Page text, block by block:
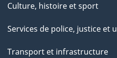
Culture, histoire et sport
Services de police, justice et
Transport et infrastructure